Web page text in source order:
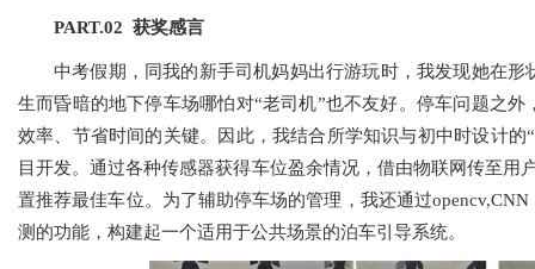
PART.02 获奖感言
中考假期，同我的新手司机妈妈出行游玩时，我发现她在
生而昏暗的地下停车场哪怕对“老司机”也不友好。停车问题之
效率、节省时间的关键。因此，我结合所学知识与初中时设计
目开发。通过各种传感器获得车位盈余情况，借由物联网传至用
置推荐最佳车位。为了辅助停车场的管理，我还通过
测的功能，构建起一个适用于公共场景的泊车引导系统。